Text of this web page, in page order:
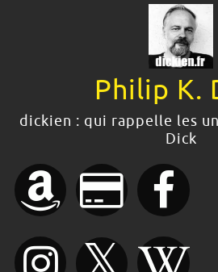
Philip K.
dickien : qui rappelle les
Dick
Philip K.
Le guide
Citations